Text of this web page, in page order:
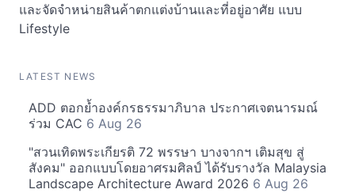
และจัดจำหน่ายสินค้าตกแต่งบ้านและที่อยู่อาศัย แบบ
Lifestyle
LATEST NEWS
ADD ตอกย้ำองค์กรธรรมาภิบาล ประกาศเจตนารมณ์
ร่วม CAC 6 Aug 26
"สวนเทิดพระเกียรติ 72 พรรษา บางจากฯ เติมสุข สู่
สังคม" ออกแบบโดยอาศรมศิลป์ ได้รับรางวัล Malaysia
Landscape Architecture Award 2026 6 Aug 26